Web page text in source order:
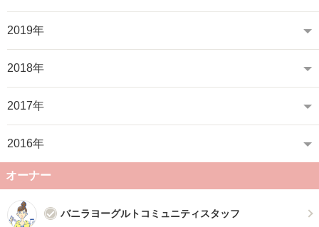
2019年
2018年
2017年
2016年
オーナー
バニラヨーグルトコミュニティスタッフ